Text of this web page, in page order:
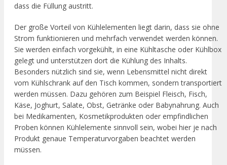
dass die Füllung austritt.
Der große Vorteil von Kühlelementen liegt darin, dass sie ohne
Strom funktionieren und mehrfach verwendet werden können.
Sie werden einfach vorgekühlt, in eine Kühltasche oder Kühlbox
gelegt und unterstützen dort die Kühlung des Inhalts.
Besonders nützlich sind sie, wenn Lebensmittel nicht direkt
vom Kühlschrank auf den Tisch kommen, sondern transportiert
werden müssen. Dazu gehören zum Beispiel Fleisch, Fisch,
Käse, Joghurt, Salate, Obst, Getränke oder Babynahrung. Auch
bei Medikamenten, Kosmetikprodukten oder empfindlichen
Proben können Kühlelemente sinnvoll sein, wobei hier je nach
Produkt genaue Temperaturvorgaben beachtet werden
müssen.